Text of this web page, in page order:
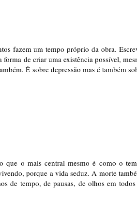
fazem um tempo próprio da obra.
de criar uma existência possível,
É sobre depressão mas é também
que o mais central mesmo é como o
porque a vida seduz. A morte
de tempo, de pausas, de olhos em